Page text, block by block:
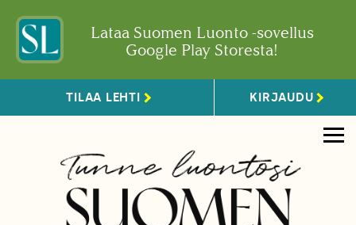
Lataa Suomen Luonto -sovellus
Google Play Storesta!
TILAA LEHTI KIRJAUDU